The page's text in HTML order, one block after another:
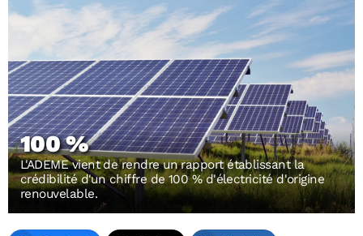
100 %
L'ADEME vient de rendre un rapport établissant la
crédibilité d'un chiffre de 100 % d'électricité d'origine
renouvelable.